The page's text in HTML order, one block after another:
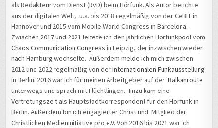
als Redakteur vom Dienst (RvD) beim Hörfunk. Als Autor berichte
aus der digitalen Welt, u.a. bis 2018 regelmäßig von der CeBIT in
Hannover und 2015 vom Mobile World Congress in Barcelona.
Zwischen 2017 und 2021 leitete ich den jährlichen Hörfunkpool vom
Chaos Communication Congress in Leipzig, der inzwischen wieder
nach Hamburg wechselte. Außerdem melde ich mich zwischen
2012 und 2022 regelmäßig von derInternationalen Funkausstellung
in Berlin. 2016 war ich für meinen Arbeitgeber auf derBalkanroute
unterwegs und sprach mit Flüchtlingen. Hinzu kam eine
Vertretungszeit als Hauptstadtkorrespondent für den Hörfunk in
Berlin. Außerdem bin ich engagierter Christ und Mitglied der
Christlichen Medieninitiative pro e.V. Von 2016 bis 2021 war ich